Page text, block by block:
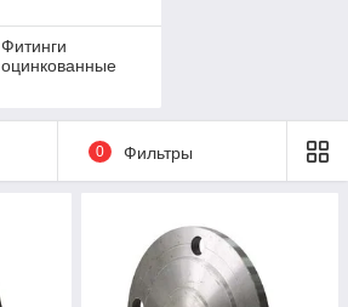
Фитинги
оцинкованные
0 Фильтры